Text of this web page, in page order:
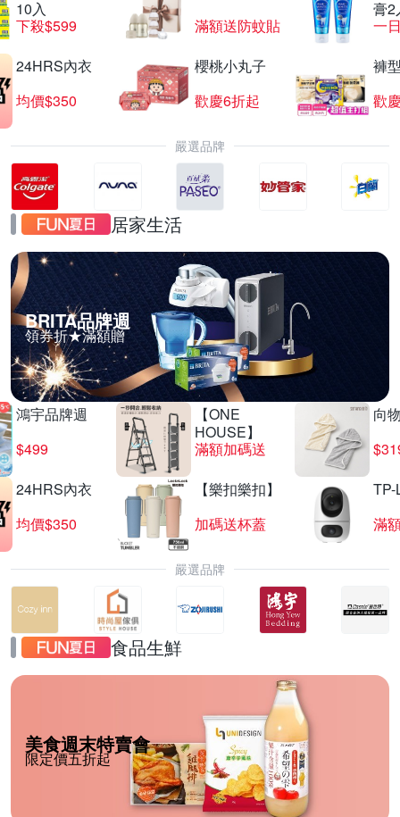
10入
下殺$599
滿額送防蚊貼
膏2
一
24HRS內衣
均價$350
櫻桃小丸子
歡慶6折起
褲
歡
嚴選品牌
居家生活
BRITA品牌週
領券折★滿額贈
鴻宇品牌週
$499
【ONE
HOUSE】
滿額加碼送
向
24HRS內衣
均價$350
【樂扣樂扣】
加碼送杯蓋
TP-
滿
嚴選品牌
食品生鮮
美食週末特賣會
限定價五折起